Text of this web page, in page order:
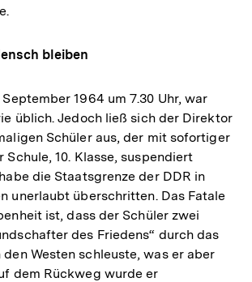
bleiben
1964 um 7.30 Uhr, war
üblich. Jedoch ließ sich der Direktor
Schüler aus, der mit sofortiger
Schule, 10. Klasse, suspendiert
die Staatsgrenze der DDR in
unerlaubt überschritten. Das Fatale
ist, dass der Schüler zwei
des Friedens“ durch das
Westen schleuste, was er aber
dem Rückweg wurde er